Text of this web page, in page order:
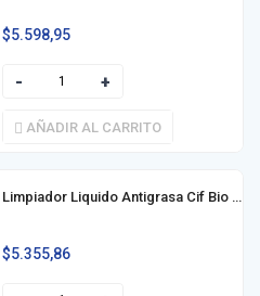
$5.598,95
AÑADIR AL CARRITO
Limpiador Liquido Antigrasa Cif Bio Active con Gatillo 500ml
$5.355,86